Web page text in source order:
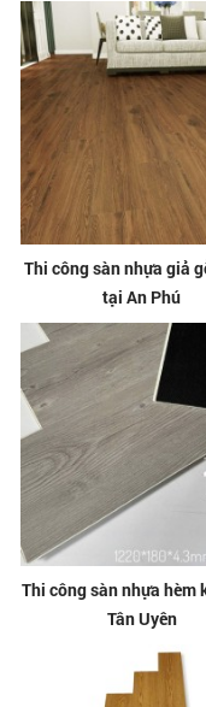
Thi công sàn nhựa giả
tại An Phú
Thi công sàn nhựa hèm
Tân Uyên